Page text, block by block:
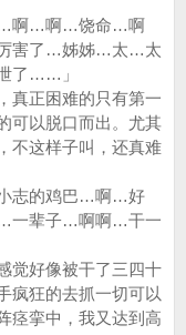
啊…啊…饶命…啊
害了…姊姊…太…太
了……」
真正困难的只有第一
可以脱口而出。尤其
不这样子叫，还真难
志的鸡巴…啊…好
辈子…啊啊…干一
觉好像被干了三四十
疯狂的去抓一切可以
痉挛中，我又达到高